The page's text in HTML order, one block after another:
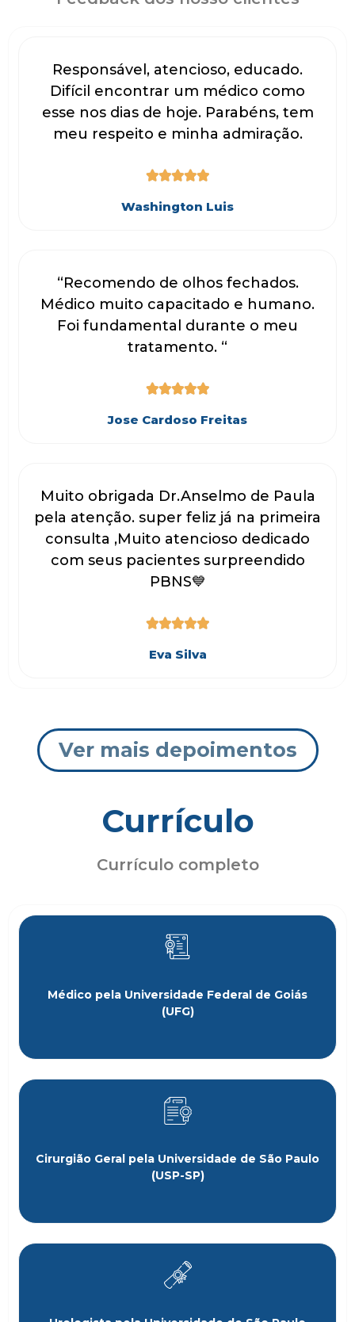
Responsável, atencioso, educado.
Difícil encontrar um médico como
esse nos dias de hoje. Parabéns, tem
meu respeito e minha admiração.

Washington Luis
“Recomendo de olhos fechados.
Médico muito capacitado e humano.
Foi fundamental durante o meu
tratamento. “

Jose Cardoso Freitas
Muito obrigada Dr.Anselmo de Paula
pela atenção. super feliz já na primeira
consulta ,Muito atencioso dedicado
com seus pacientes surpreendido
PBNS💙

Eva Silva
Ver mais depoimentos
Currículo
Currículo completo
Médico pela Universidade Federal de Goiás
(UFG)
Cirurgião Geral pela Universidade de São Paulo
(USP-SP)